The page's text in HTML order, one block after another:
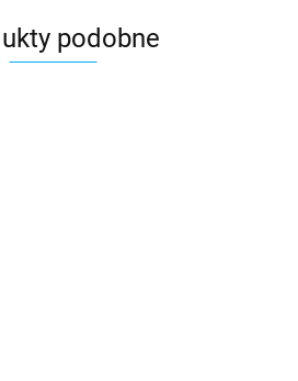
podobne